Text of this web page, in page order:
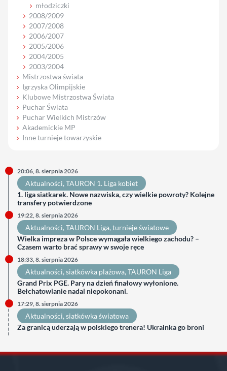
młodziczki
2008/2009
2007/2008
2006/2007
2005/2006
2004/2005
2003/2004
Mistrzostwa świata
Igrzyska Olimpijskie
Klubowe Mistrzostwa Świata
Puchar Świata
Puchar Wielkich Mistrzów
Akademickie MP
Inne turnieje towarzyskie
20:06, 8. sierpnia 2026
Aktualności, TAURON 1. Liga kobiet
1. liga siatkarek. Nowe nazwiska, czy wielkie powroty? Kolejne
transfery potwierdzone
19:22, 8. sierpnia 2026
Aktualności, TAURON Liga, turnieje światowe
Wielka impreza w Polsce wymagała wielkiego zachodu? –
Czasem warto brać sprawy w swoje ręce
18:33, 8. sierpnia 2026
Aktualności, siatkówka plażowa, TAURON Liga
Grand Prix PGE. Pary na dzień finałowy wyłonione.
Bełchatowianie nadal niepokonani.
17:29, 8. sierpnia 2026
Aktualności, siatkówka światowa
Za granicą uderzają w polskiego trenera! Ukrainka go broni